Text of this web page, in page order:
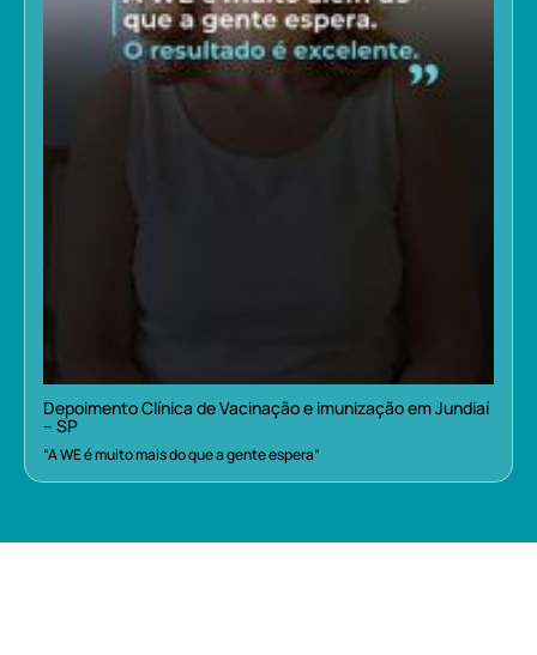
Depoimento Clínica de Vacinação e imunização em Jundiaí
– SP
“A WE é muito mais do que a gente espera”